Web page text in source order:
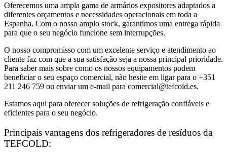
Oferecemos uma ampla gama de armários expositores adaptados a
diferentes orçamentos e necessidades operacionais em toda a
Espanha. Com o nosso amplo stock, garantimos uma entrega rápida
para que o seu negócio funcione sem interrupções.
O nosso compromisso com um excelente serviço e atendimento ao
cliente faz com que a sua satisfação seja a nossa principal prioridade.
Para saber mais sobre como os nossos equipamentos podem
beneficiar o seu espaço comercial, não hesite em ligar para o +351
211 246 759 ou enviar um e-mail para comercial@tefcold.es.
Estamos aqui para oferecer soluções de refrigeração confiáveis e
eficientes para o seu negócio.
Principais vantagens dos refrigeradores de resíduos da
TEFCOLD: